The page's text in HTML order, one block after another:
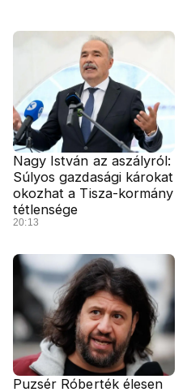
Nagy István az aszályról:
Súlyos gazdasági károkat
okozhat a Tisza-kormány
tétlensége
20:13
Puzsér Róberték élesen